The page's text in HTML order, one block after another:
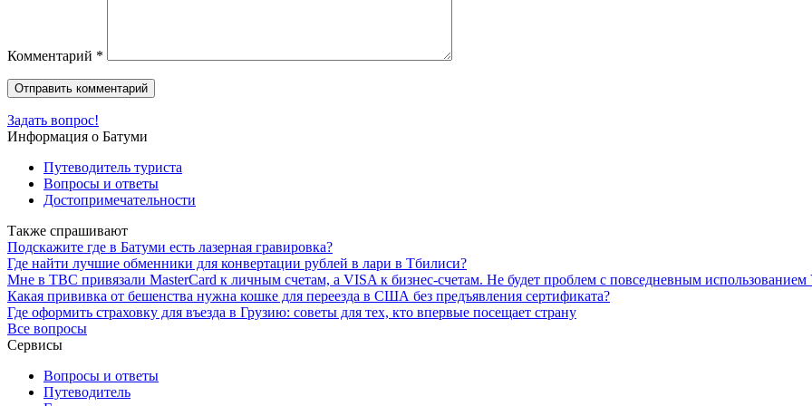
Комментарий *
Задать вопрос!
Информация о Батуми
Путеводитель туриста
Вопросы и ответы
Достопримечательности
Также спрашивают
Подскажите где в Батуми есть лазерная гравировка?
Где найти лучшие обменники для конвертации рублей в лари в Тбилиси?
Мне в TBC привязали MasterCard к личным счетам, а VISA к бизнес-счетам. Не будет проблем с повседневным
Какая прививка от бешенства нужна кошке для переезда в США без предъявления сертификата?
Где оформить страховку для въезда в Грузию: советы для тех, кто впервые посещает страну
Все вопросы
Сервисы
Вопросы и ответы
Путеводитель